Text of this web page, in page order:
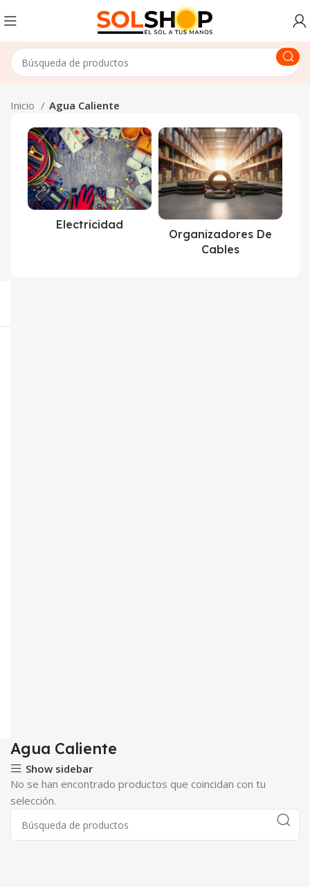
Inicio Agua Caliente
Electricidad
Organizadores De
Cables
Agua Caliente
Show sidebar
No se han encontrado productos que coincidan con tu
selección.